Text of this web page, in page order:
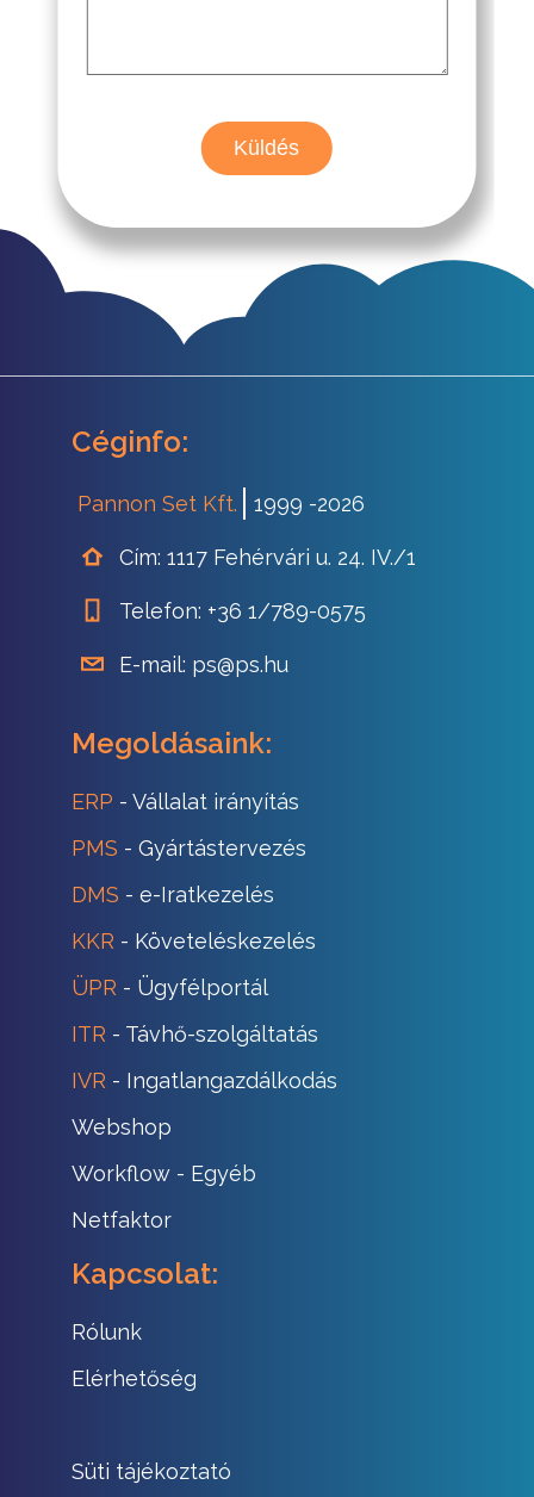
Céginfo:
Pannon Set Kft. 1999 -2026
Cím: 1117 Fehérvári u. 24. IV./1
Telefon: +36 1/789-0575
E-mail: ps@ps.hu
Megoldásaink:
ERP - Vállalat irányítás
PMS - Gyártástervezés
DMS - e-Iratkezelés
KKR - Követeléskezelés
ÜPR - Ügyfélportál
ITR - Távhő-szolgáltatás
IVR - Ingatlangazdálkodás
Webshop
Workflow - Egyéb
Netfaktor
Kapcsolat:
Rólunk
Elérhetőség
Süti tájékoztató